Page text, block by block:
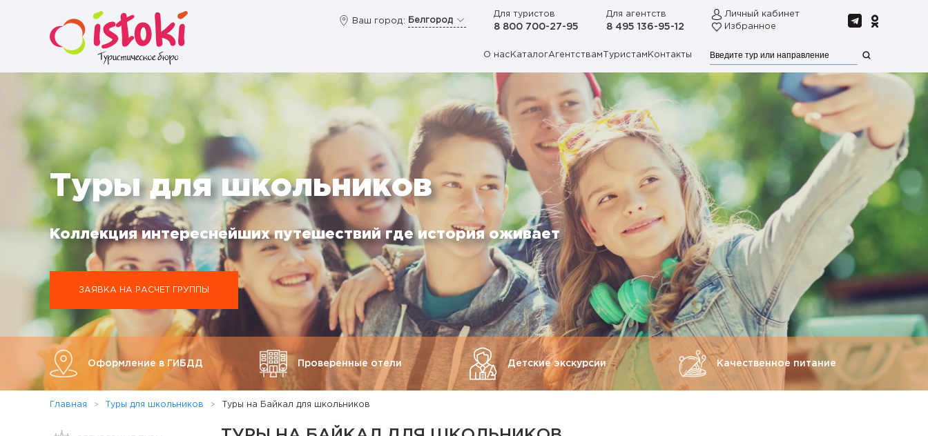
Ваш город: Белгород
Для туристов
8 800 700-27-95
Для агентств
8 495 136-95-12
Личный кабинет
Избранное
О нас КаталогАгентствам Туристам Контакты
Туры для школьников
Коллекция интереснейших путешествий где история оживает
ЗАЯВКА НА РАСЧЕТ ГРУППЫ
Оформление в ГИБДД Проверенные отели Детские экскурсии Качественное питание
Главная Туры для школьников Туры на Байкал для школьников